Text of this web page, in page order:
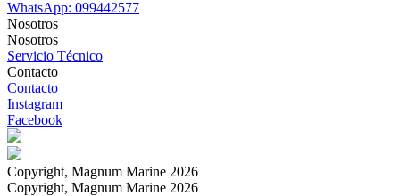
WhatsApp: 099442577
Nosotros
Nosotros
Servicio Técnico
Contacto
Contacto
Instagram
Facebook
Copyright, Magnum Marine 2026
Copyright, Magnum Marine 2026